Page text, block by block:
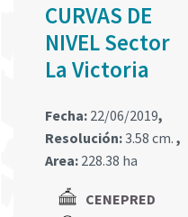
CURVAS DE
NIVEL Sector
La Victoria
Fecha: 22/06/2019,
Resolución:3.58 cm. ,
Area: 228.38 ha
CENEPRED